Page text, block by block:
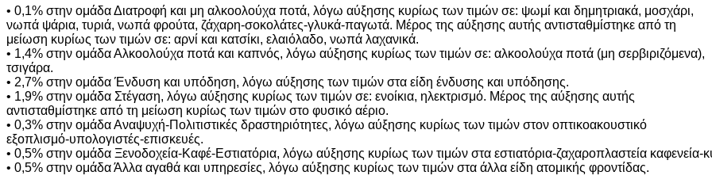
• 0,1% στην ομάδα Διατροφή και μη αλκοολούχα ποτά, λόγω αύξησης κυρίως των τιμών σε: ψωμί και δημητριακά, μοσχάρι,
νωπά ψάρια, τυριά, νωπά φρούτα, ζάχαρη-σοκολάτες-γλυκά-παγωτά. Μέρος της αύξησης αυτής αντισταθμίστηκε από τη
μείωση κυρίως των τιμών σε: αρνί και κατσίκι, ελαιόλαδο, νωπά λαχανικά.
• 1,4% στην ομάδα Αλκοολούχα ποτά και καπνός, λόγω αύξησης κυρίως των τιμών σε: αλκοολούχα ποτά (μη σερβιριζόμενα),
τσιγάρα.
• 2,7% στην ομάδα Ένδυση και υπόδηση, λόγω αύξησης των τιμών στα είδη ένδυσης και υπόδησης.
• 1,9% στην ομάδα Στέγαση, λόγω αύξησης κυρίως των τιμών σε: ενοίκια, ηλεκτρισμό. Μέρος της αύξησης αυτής
αντισταθμίστηκε από τη μείωση κυρίως των τιμών στο φυσικό αέριο.
• 0,3% στην ομάδα Αναψυχή-Πολιτιστικές δραστηριότητες, λόγω αύξησης κυρίως των τιμών στον οπτικοακουστικό
εξοπλισμό-υπολογιστές-επισκευές.
• 0,5% στην ομάδα Ξενοδοχεία-Καφέ-Εστιατόρια, λόγω αύξησης κυρίως των τιμών στα εστιατόρια-ζαχαροπλαστεία καφενεία-
• 0,5% στην ομάδα Άλλα αγαθά και υπηρεσίες, λόγω αύξησης κυρίως των τιμών στα άλλα είδη ατομικής φροντίδας.